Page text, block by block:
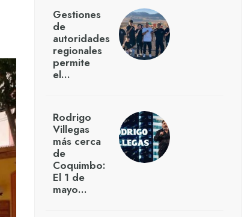
Gestiones
de
autoridades
regionales
permite
el…
Rodrigo
Villegas
más cerca
de
Coquimbo:
El 1 de
mayo…